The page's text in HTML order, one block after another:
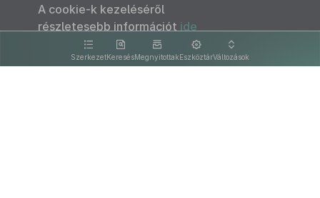
SzerkezetKeresésMegnyitottakEszköztárVáltozások
A cookie-k kezeléséről
részletesebb információt ide
kattintva olvashat.